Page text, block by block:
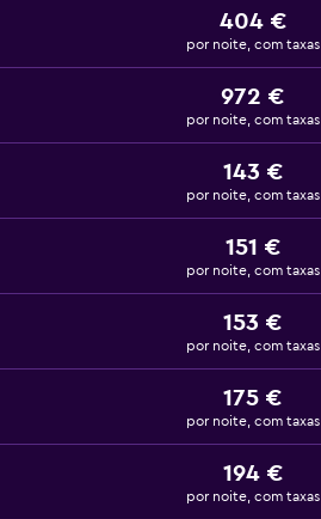
404 €
por noite, com taxas
972 €
por noite, com taxas
143 €
por noite, com taxas
151 €
por noite, com taxas
153 €
por noite, com taxas
175 €
por noite, com taxas
194 €
por noite, com taxas